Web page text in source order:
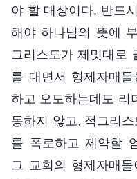
야 할 대상이다. 반드
해야 하나님의 뜻에
그리스도가 제멋대로
를 대면서 형제자매
하고 오도하는데도 리
동하지 않고, 적그리
를 폭로하고 제약할
그 교회의 형제자매